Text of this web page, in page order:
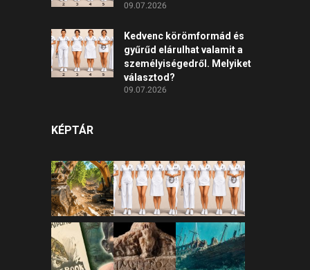
09.07.2026
Kedvenc körömformád és
gyűrűd elárulhat valamit a
személyiségedről. Melyiket
választod?
09.07.2026
KÉPTÁR